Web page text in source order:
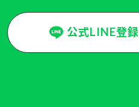
公式LINE登録